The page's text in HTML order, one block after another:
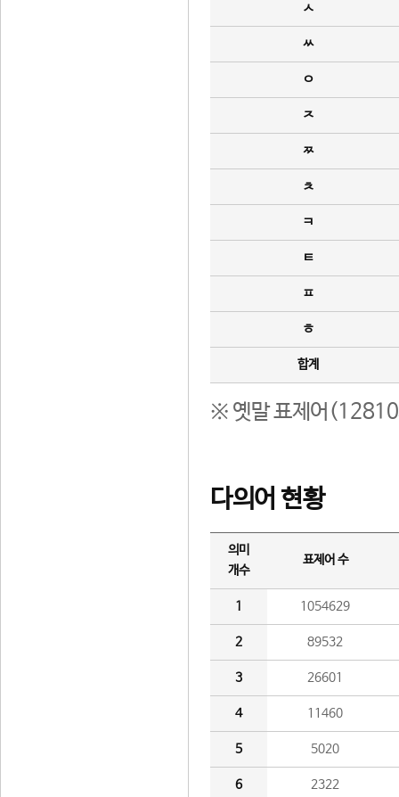
ㅅ
ㅆ
ㅇ
ㅈ
ㅉ
ㅊ
ㅋ
ㅌ
ㅍ
ㅎ
합계
※ 옛말 표제어(12810
다의어 현황
의미
개수
표제어 수
1 1054629
2 89532
3 26601
4 11460
5 5020
6 2322